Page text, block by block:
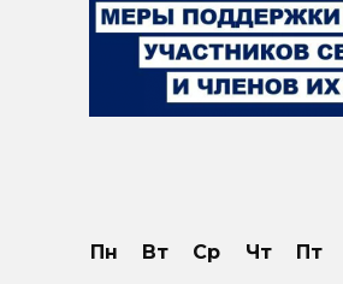
Пн Вт Ср Чт Пт